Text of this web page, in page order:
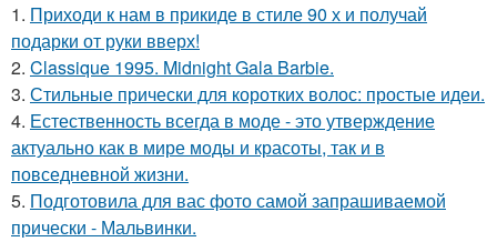
1. Приходи к нам в прикиде в стиле 90 х и получай
подарки от руки вверх!
2. Classique 1995. Midnight Gala Barbie.
3. Стильные прически для коротких волос: простые идеи.
4. Естественность всегда в моде - это утверждение
актуально как в мире моды и красоты, так и в
повседневной жизни.
5. Подготовила для вас фото самой запрашиваемой
прически - Мальвинки.